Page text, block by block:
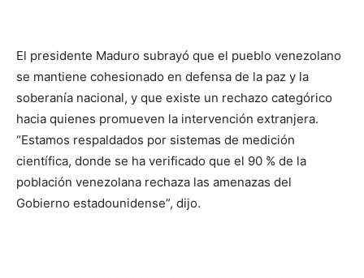
El presidente Maduro subrayó que el pueblo venezolano
se mantiene cohesionado en defensa de la paz y la
soberanía nacional, y que existe un rechazo categórico
hacia quienes promueven la intervención extranjera.
“Estamos respaldados por sistemas de medición
científica, donde se ha verificado que el 90 % de la
población venezolana rechaza las amenazas del
Gobierno estadounidense”, dijo.